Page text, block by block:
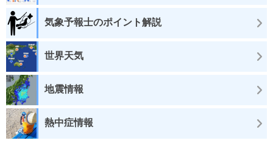
気象予報士のポイント解説
世界天気
地震情報
熱中症情報